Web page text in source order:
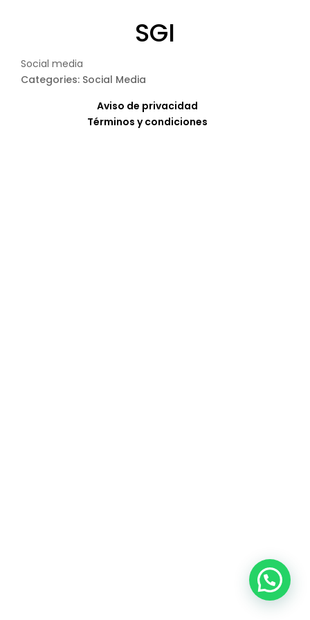
SGI
Social media
Categories: Social Media
Aviso de privacidad
Términos y condiciones